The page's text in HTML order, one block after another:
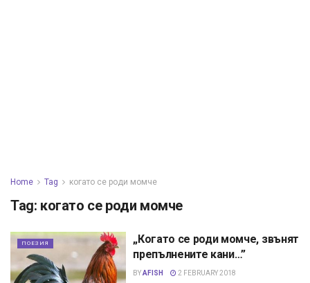
Home Tag когато се роди момче
Tag: когато се роди момче
ПОЕЗИЯ
„Когато се роди момче, звънят
препълнените кани…”
BYAFISH 2 FEBRUARY 2018